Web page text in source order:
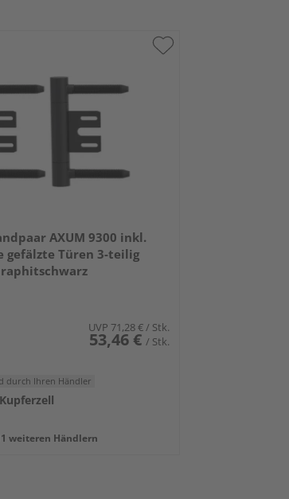
AXUM 9300 inkl.
gefälzte Türen 3-teilig
UVP 71,28 € / Stk.
53,46 € / Stk.
durch Ihren Händler
weiteren Händlern